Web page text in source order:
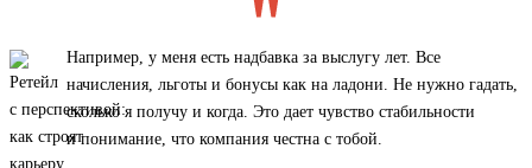
Например, у меня есть надбавка за выслугу лет. Все
начисления, льготы и бонусы как на ладони. Не нужно гадать,
сколько я получу и когда. Это дает чувство стабильности
и понимание, что компания честна с тобой.